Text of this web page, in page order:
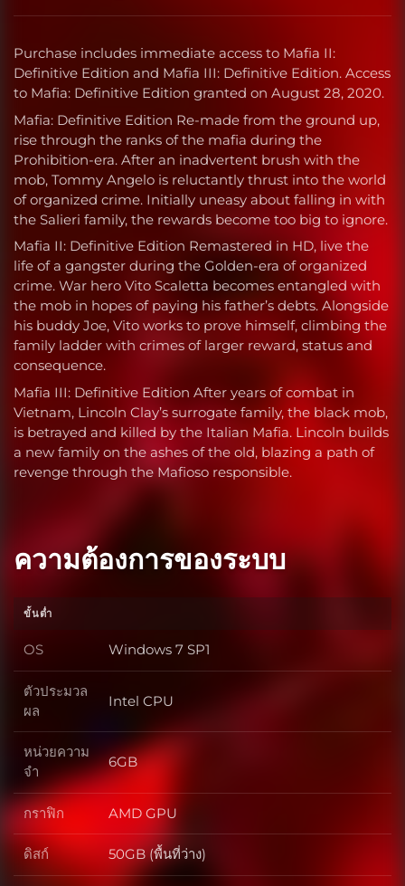
Purchase includes immediate access to Mafia II:
Definitive Edition and Mafia III: Definitive Edition. Access
to Mafia: Definitive Edition granted on August 28, 2020.
Mafia: Definitive Edition Re-made from the ground up,
rise through the ranks of the mafia during the
Prohibition-era. After an inadvertent brush with the
mob, Tommy Angelo is reluctantly thrust into the world
of organized crime. Initially uneasy about falling in with
the Salieri family, the rewards become too big to ignore.
Mafia II: Definitive Edition Remastered in HD, live the
life of a gangster during the Golden-era of organized
crime. War hero Vito Scaletta becomes entangled with
the mob in hopes of paying his father’s debts. Alongside
his buddy Joe, Vito works to prove himself, climbing the
family ladder with crimes of larger reward, status and
consequence.
Mafia III: Definitive Edition After years of combat in
Vietnam, Lincoln Clay’s surrogate family, the black mob,
is betrayed and killed by the Italian Mafia. Lincoln builds
a new family on the ashes of the old, blazing a path of
revenge through the Mafioso responsible.
ความต้องการของระบบ
ขั้นต่ำ
OS OS
Windows 7 SP1
ตัวประมวล
ผล
ตัวประมวลผล
Intel CPU
หน่วยความ
จำ
หน่วยความจำ
6GB
กราฟิก กราฟิก
AMD GPU
ดิสก์ ดิสก์
50GB (พื้นที่ว่าง)